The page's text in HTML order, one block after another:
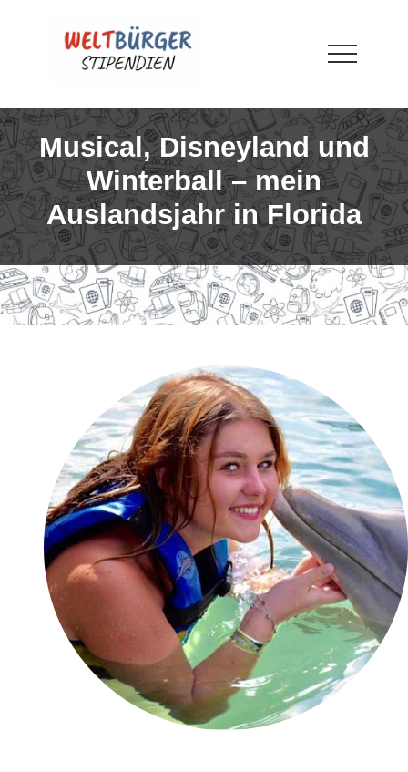
Stipendien
Menu
Musical, Disneyland und
Winterball – mein
Auslandsjahr in Florida